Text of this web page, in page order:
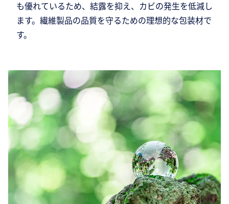
も優れているため、結露を抑え、カビの発生を低減し
ます。繊維製品の品質を守るための理想的な包装材で
す。